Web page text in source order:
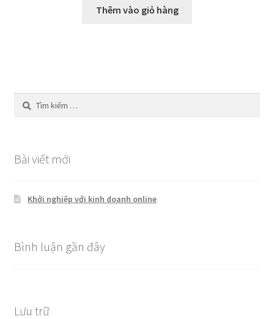
Thêm vào giỏ hàng
Tìm
kiếm
Bài viết mới
Khởi nghiệp với kinh doanh online
Bình luận gần đây
Lưu trữ